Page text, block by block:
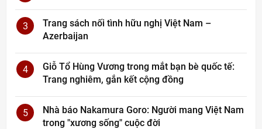
3
Trang sách nối tình hữu nghị Việt Nam –
Azerbaijan
4
Giỗ Tổ Hùng Vương trong mắt bạn bè quốc tế:
Trang nghiêm, gắn kết cộng đồng
5
Nhà báo Nakamura Goro: Người mang Việt Nam
trong "xương sống" cuộc đời